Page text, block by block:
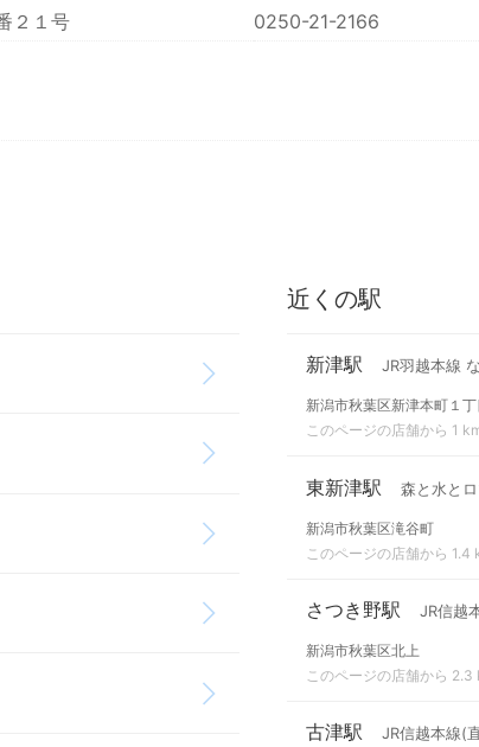
２１号 0250-21-2166
近くの駅
新津駅 JR羽越本線
新潟市秋葉区新津本町１丁
このページの店舗から 1
東新津駅 森と水と
新潟市秋葉区滝谷町
このページの店舗から 1.4
さつき野駅 JR信越
新潟市秋葉区北上
このページの店舗から 2.3
古津駅 JR信越本線(